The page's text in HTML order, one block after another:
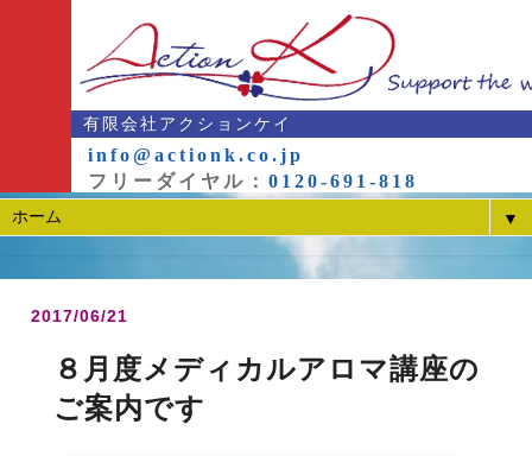
有限会社アクションケイ
info@actionk.co.jp
フリーダイヤル： 0120-691-818
▼
2017/06/21
８月度メディカルアロマ講座の
ご案内です